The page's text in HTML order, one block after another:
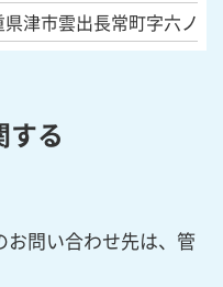
県津市雲出長常町字六ノ
する
問い合わせ先は、管